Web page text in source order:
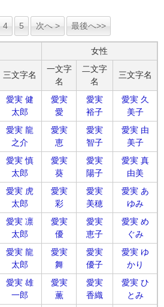
4 5 次へ > 最後へ>>
女性
三文字名
一文字
名
二文字
名
三文字名
愛実 健
太郎
愛実
愛
愛実
裕子
愛実 久
美子
愛実 龍
之介
愛実
恵
愛実
智子
愛実 由
美子
愛実 慎
太郎
愛実
葵
愛実
陽子
愛実 真
由美
愛実 虎
太郎
愛実
彩
愛実
美穂
愛実 あ
ゆみ
愛実 凛
太郎
愛実
優
愛実
恵子
愛実 め
ぐみ
愛実 龍
太郎
愛実
舞
愛実
優子
愛実 ゆ
かり
愛実 雄
一郎
愛実
薫
愛実
香織
愛実 ひ
とみ